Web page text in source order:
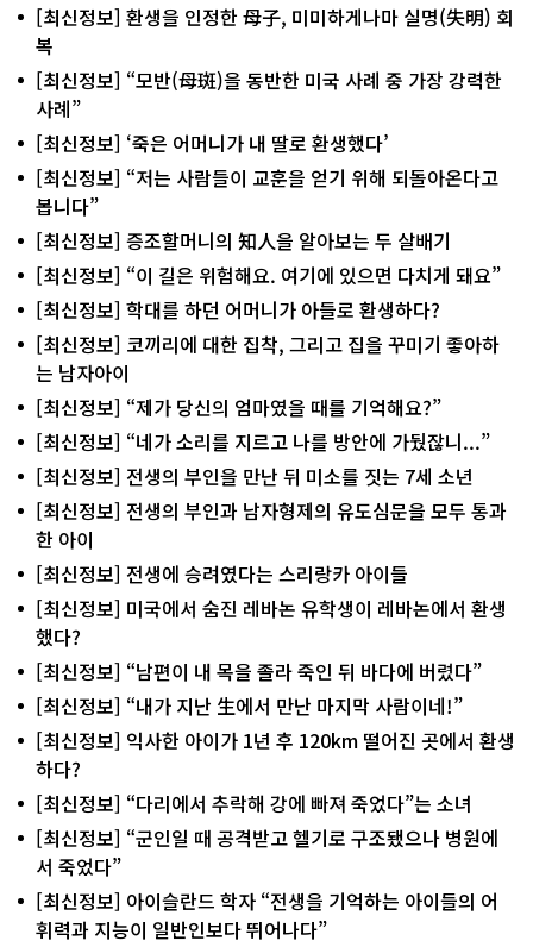
[최신정보] 환생을 인정한 母子, 미미하게나마 실명(失明) 회
복
[최신정보] “모반(母斑)을 동반한 미국 사례 중 가장 강력한
사례”
[최신정보] ‘죽은 어머니가 내 딸로 환생했다’
[최신정보] “저는 사람들이 교훈을 얻기 위해 되돌아온다고
봅니다”
[최신정보] 증조할머니의 知人을 알아보는 두 살배기
[최신정보] “이 길은 위험해요. 여기에 있으면 다치게 돼요”
[최신정보] 학대를 하던 어머니가 아들로 환생하다?
[최신정보] 코끼리에 대한 집착, 그리고 집을 꾸미기 좋아하
는 남자아이
[최신정보] “제가 당신의 엄마였을 때를 기억해요?”
[최신정보] “네가 소리를 지르고 나를 방안에 가뒀잖니...”
[최신정보] 전생의 부인을 만난 뒤 미소를 짓는 7세 소년
[최신정보] 전생의 부인과 남자형제의 유도심문을 모두 통과
한 아이
[최신정보] 전생에 승려였다는 스리랑카 아이들
[최신정보] 미국에서 숨진 레바논 유학생이 레바논에서 환생
했다?
[최신정보] “남편이 내 목을 졸라 죽인 뒤 바다에 버렸다”
[최신정보] “내가 지난 生에서 만난 마지막 사람이네!”
[최신정보] 익사한 아이가 1년 후 120km 떨어진 곳에서 환생
하다?
[최신정보] “다리에서 추락해 강에 빠져 죽었다”는 소녀
[최신정보] “군인일 때 공격받고 헬기로 구조됐으나 병원에
서 죽었다”
[최신정보] 아이슬란드 학자 “전생을 기억하는 아이들의 어
휘력과 지능이 일반인보다 뛰어나다”